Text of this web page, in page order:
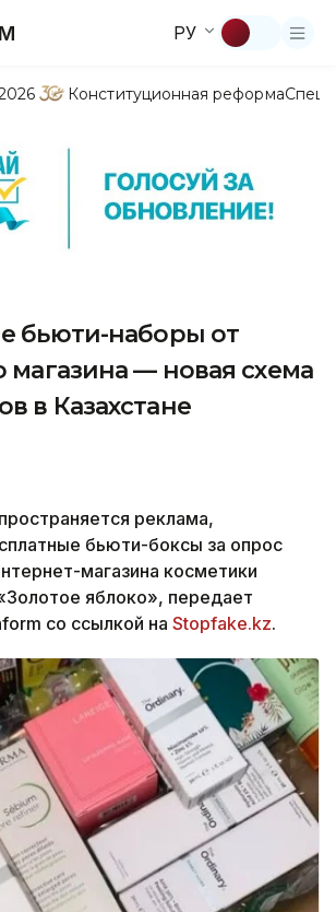
РУ
Конституционная реформа
бьюти-наборы от
магазина — новая схема
в Казахстане
реклама,
бьюти-боксы за опрос
магазина косметики
яблоко», передает
со ссылкой на Stopfake.kz.